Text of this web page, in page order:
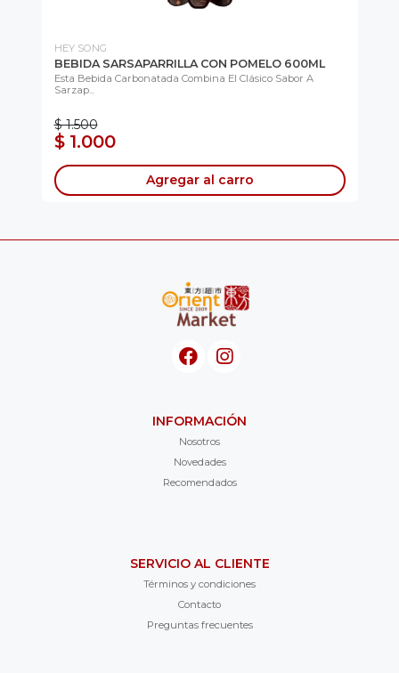
HEY SONG
BEBIDA SARSAPARRILLA CON POMELO 600ML
Esta Bebida Carbonatada Combina El Clásico Sabor A
Sarzap...
$ 1.500
$ 1.000
Agregar al carro
INFORMACIÓN
Nosotros
Novedades
Recomendados
SERVICIO AL CLIENTE
Términos y condiciones
Contacto
Preguntas frecuentes